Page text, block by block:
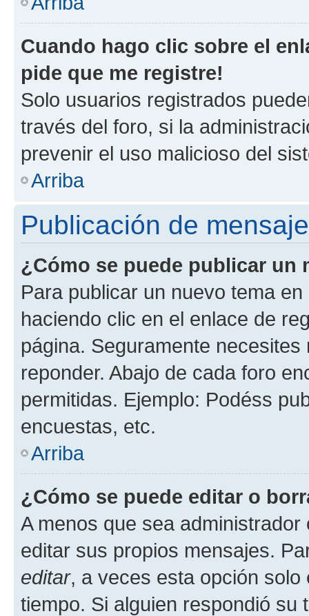
Cuando hago clic sobre el
pide que me registre!
Solo usuarios registrados
través del foro, si la
prevenir el uso malicioso del
Arriba
Publicación de
¿Cómo se puede publicar un
Para publicar un nuevo tema
haciendo clic en el enlace de
página. Seguramente
reponder. Abajo de cada foro
permitidas. Ejemplo: Podéss
encuestas, etc.
Arriba
¿Cómo se puede editar o
A menos que sea
editar sus propios mensajes.
editar, a veces esta opción
tiempo. Si alguien respondió su